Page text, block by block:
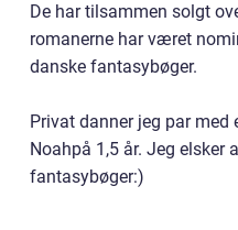
De har tilsammen solgt
romanerne har været
danske fantasybøger.
Privat danner jeg par
Noahpå 1,5 år. Jeg
fantasybøger:)